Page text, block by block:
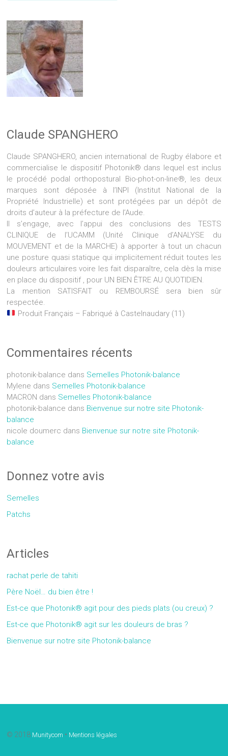
Claude SPANGHERO
Claude SPANGHERO, ancien international de Rugby élabore et
commercialise le dispositif Photonik® dans lequel est inclus
le procédé podal orthopostural Bio-phot-on-line®, les deux
marques sont déposée à l’INPI (Institut National de la
Propriété Industrielle) et sont protégées par un dépôt de
droits d’auteur à la préfecture de l’Aude.
Il s’engage, avec l’appui des conclusions des TESTS
CLINIQUE de l’UCAMM (Unité Clinique d’ANALYSE du
MOUVEMENT et de la MARCHE) à apporter à tout un chacun
une posture quasi statique qui implicitement réduit toutes les
douleurs articulaires voire les fait disparaître, cela dès la mise
en place du dispositif , pour UN BIEN ÊTRE AU QUOTIDIEN.
La mention SATISFAIT ou REMBOURSÉ sera bien sûr
respectée.
Produit Français – Fabriqué à Castelnaudary (11)
Commentaires récents
photonik-balance dans Semelles Photonik-balance
Mylene dans Semelles Photonik-balance
MACRON dans Semelles Photonik-balance
photonik-balance dans Bienvenue sur notre site Photonik-
balance
nicole doumerc dans Bienvenue sur notre site Photonik-
balance
Donnez votre avis
Semelles
Patchs
Articles
rachat perle de tahiti
Père Noël… du bien être !
Est-ce que Photonik® agit pour des pieds plats (ou creux) ?
Est-ce que Photonik® agit sur les douleurs de bras ?
Bienvenue sur notre site Photonik-balance
© 2018 Munitycom • Mentions légales